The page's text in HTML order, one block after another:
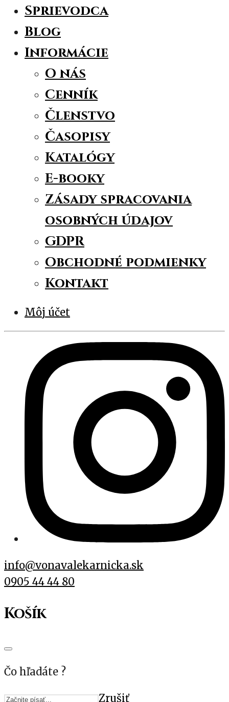
Sprievodca
Blog
Informácie
O nás
Cenník
Členstvo
Časopisy
Katalógy
E-booky
Zásady spracovania
osobných údajov
GDPR
Obchodné podmienky
Kontakt
Môj účet
info@vonavalekarnicka.sk
0905 44 44 80
Košík
Čo hľadáte ?
Zrušiť